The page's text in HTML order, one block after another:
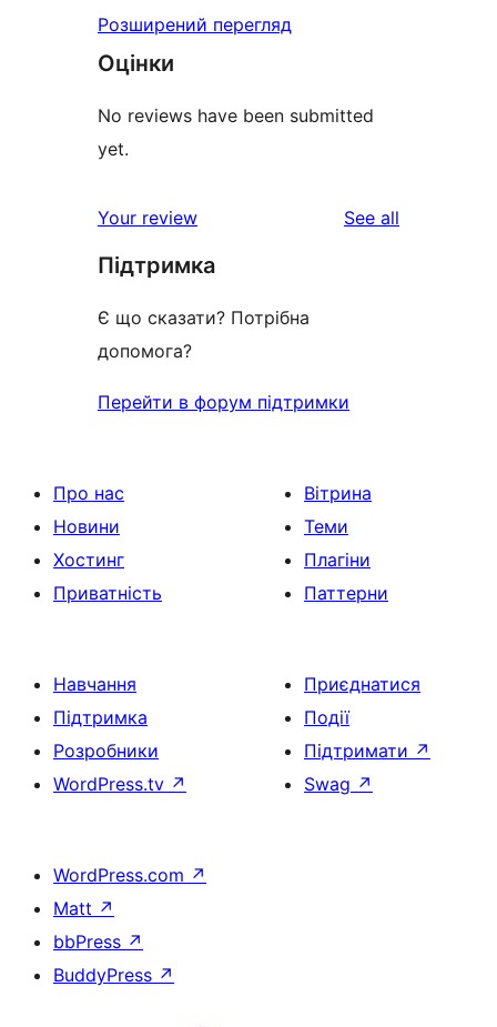
Розширений перегляд
Оцінки
No reviews have been submitted
yet.
Your review See all
Підтримка
Є що сказати? Потрібна
допомога?
Перейти в форум підтримки
Про нас
Новини
Хостинг
Приватність
Вітрина
Теми
Плагіни
Паттерни
Навчання
Підтримка
Розробники
WordPress.tv ↗
Приєднатися
Події
Підтримати ↗
Swag ↗
WordPress.com ↗
Matt ↗
bbPress ↗
BuddyPress ↗